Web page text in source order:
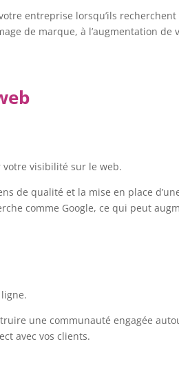
entreprise lorsqu’ils
de marque, à l’augmentation de
votre visibilité sur le web.
de qualité et la mise en place
comme Google, ce qui peut
une communauté engagée
avec vos clients.